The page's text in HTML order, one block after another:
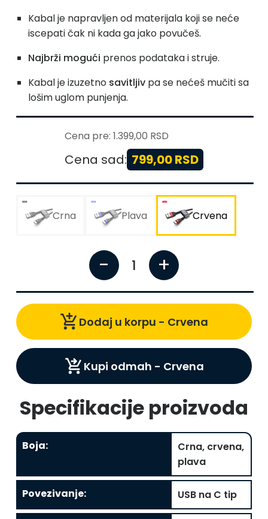
Kabal je napravljen od materijala koji se neće
iscepati čak ni kada ga jako povučeš.
Najbrži mogući prenos podataka i struje.
Kabal je izuzetno savitljivpa se nećeš mučiti sa
lošim uglom punjenja.
Cena pre: 1.399,00 RSD
Cena sad: 799,00 RSD
Crna Plava Crvena
- 1 +
add_shopping_cart Dodaj u korpu - Crvena
shopping_cart_checkout Kupi odmah - Crvena
Specifikacije proizvoda
Boja:
Crna, crvena,
plava
Povezivanje: USB na C tip